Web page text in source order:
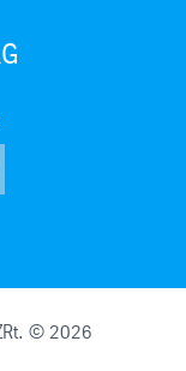
© 2026